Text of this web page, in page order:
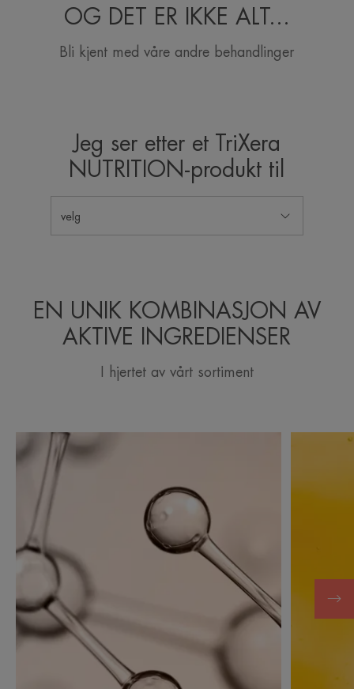
OG DET ER IKKE ALT...
Bli kjent med våre andre behandlinger
Jeg ser etter et TriXera
NUTRITION-produkt til
velg
EN UNIK KOMBINASJON AV
AKTIVE INGREDIENSER
I hjertet av vårt sortiment